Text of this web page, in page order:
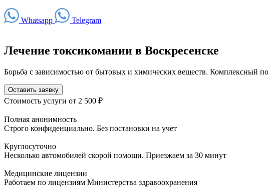
Whatsapp Telegram
Лечение токсикомании в Воскресенске
Борьба с зависимостью от бытовых и химических веществ. Комплексный
Оставить заявку
Стоимость услуги от 2 500 ₽
Полная анонимность
Строго конфиденциально. Без постановки на учет
Круглосуточно
Несколько автомобилей скорой помощи. Приезжаем за 30 минут
Медицинские лицензии
Работаем по лицензиям Министерства здравоохранения